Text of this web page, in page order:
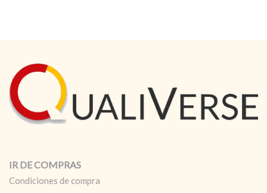
IR DE COMPRAS
Condiciones de compra